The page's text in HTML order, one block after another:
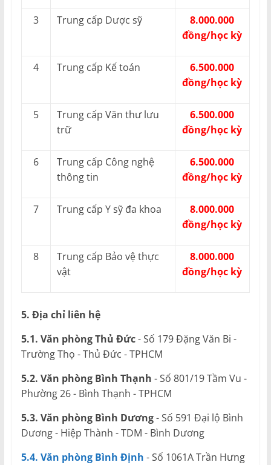
3 Trung cấp Dược sỹ
8.000.000
đồng/học kỳ
4 Trung cấp Kế toán
6.500.000
đồng/học kỳ
5
Trung cấp Văn thư lưu
trữ
6.500.000
đồng/học kỳ
6
Trung cấp Công nghệ
thông tin
6.500.000
đồng/học kỳ
7 Trung cấp Y sỹ đa khoa
8.000.000
đồng/học kỳ
8
Trung cấp Bảo vệ thực
vật
8.000.000
đồng/học kỳ
5. Địa chỉ liên hệ
5.1. Văn phòng Thủ Đức- Số 179 Đặng Văn Bi -
Trường Thọ - Thủ Đức - TPHCM
5.2. Văn phòng Bình Thạnh - Số 801/19 Tầm Vu -
Phường 26 - Bình Thạnh - TPHCM
5.3. Văn phòng Bình Dương- Số 591 Đại lộ Bình
Dương - Hiệp Thành - TDM - Bình Dương
5.4. Văn phòng Bình Định - Số 1061A Trần Hưng